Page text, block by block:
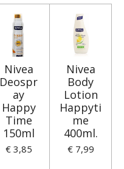
n
e
n
Nivea
Deospr
ay
Happy
Time
150ml
€ 3,85
Nivea
Body
Lotion
Happyti
me
400ml.
€ 7,99